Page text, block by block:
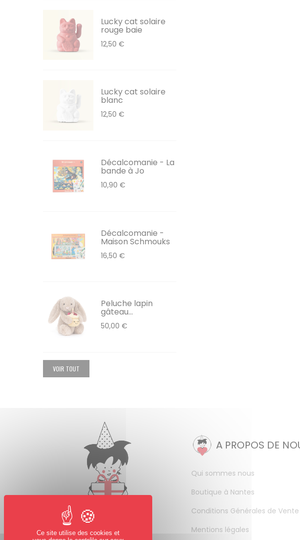
Lucky cat solaire
rouge baie
12,50 €
Lucky cat solaire
blanc
12,50 €
Décalcomanie - La
bande à Jo
10,90 €
Décalcomanie -
Maison Schmouks
16,50 €
Peluche lapin
gâteau...
50,00 €
VOIR TOUT
A PROPOS DE
Qui sommes nous
Boutique à Nantes
Conditions Générales de Vente
Mentions légales
Ce site utilise des cookies et